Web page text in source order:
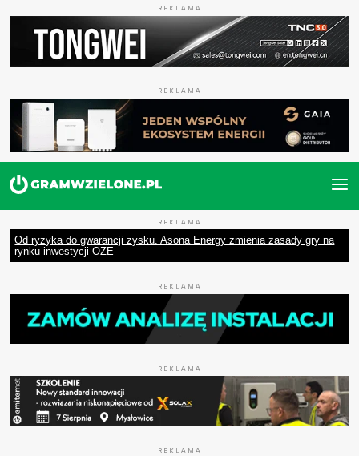
REKLAMA
REKLAMA
REKLAMA
Od ryzyka do gwarancji zysku. Asona Energy zmienia zasady gry na
rynku inwestycji OZE
REKLAMA
REKLAMA
REKLAMA